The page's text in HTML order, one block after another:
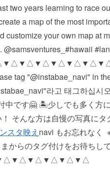
two years learning to race
a map of the most
customize your own map at
tag "@instabae_navi" in
라고 태그
中です🤗 🏝少しでも多く方
そんな方は自慢の写真に
スタ映え navi もお忘れなく
からのタグ付けをお待ちし